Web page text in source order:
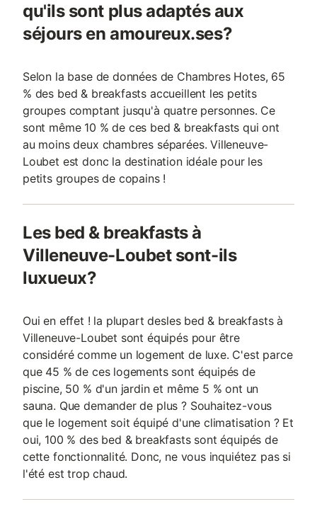
qu'ils sont plus adaptés aux
séjours en amoureux.ses?
Selon la base de données de Chambres Hotes, 65
% des bed & breakfasts accueillent les petits
groupes comptant jusqu'à quatre personnes. Ce
sont même 10 % de ces bed & breakfasts qui ont
au moins deux chambres séparées. Villeneuve-
Loubet est donc la destination idéale pour les
petits groupes de copains !
Les bed & breakfasts à
Villeneuve-Loubet sont-ils
luxueux?
Oui en effet ! la plupart desles bed & breakfasts à
Villeneuve-Loubet sont équipés pour être
considéré comme un logement de luxe. C'est parce
que 45 % de ces logements sont équipés de
piscine, 50 % d'un jardin et même 5 % ont un
sauna. Que demander de plus ? Souhaitez-vous
que le logement soit équipé d'une climatisation ? Et
oui, 100 % des bed & breakfasts sont équipés de
cette fonctionnalité. Donc, ne vous inquiétez pas si
l'été est trop chaud.